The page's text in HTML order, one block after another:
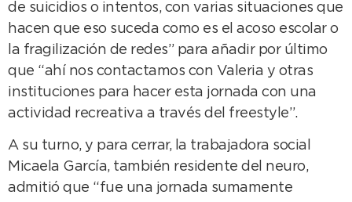
de suicidios o intentos, con varias situaciones que
hacen que eso suceda como es el acoso escolar o
la fragilización de redes” para añadir por último
que “ahí nos contactamos con Valeria y otras
instituciones para hacer esta jornada con una
actividad recreativa a través del freestyle”.
A su turno, y para cerrar, la trabajadora social
Micaela García, también residente del neuro,
admitió que “fue una jornada sumamente